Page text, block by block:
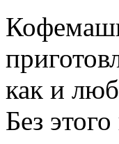
как и
Без